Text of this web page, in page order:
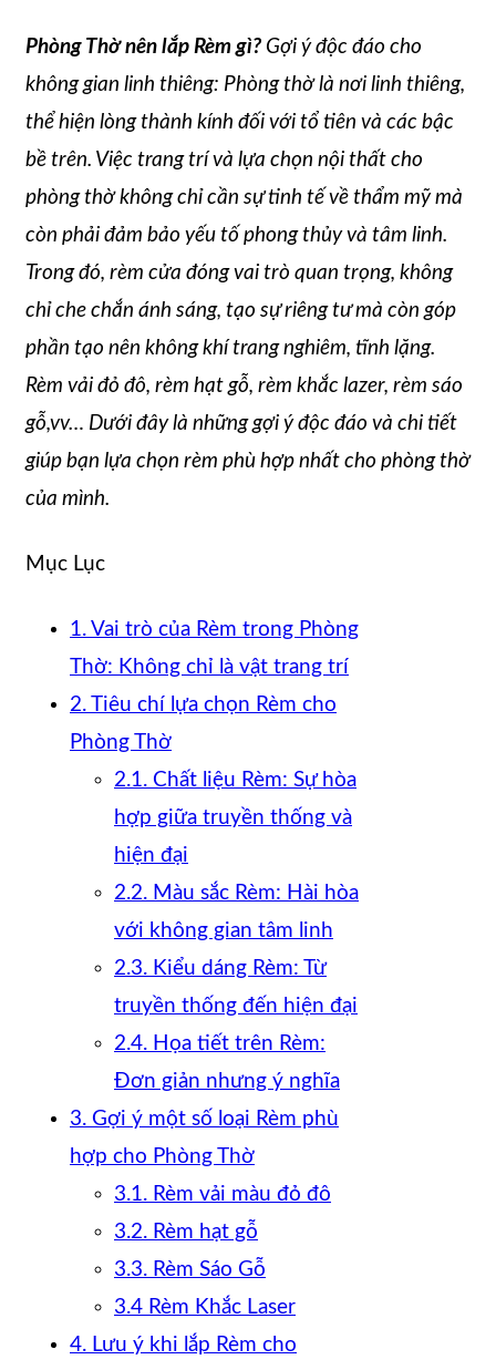
Phòng Thờ nên lắp Rèm gì? Gợi ý độc đáo cho
không gian linh thiêng: Phòng thờ là nơi linh thiêng,
thể hiện lòng thành kính đối với tổ tiên và các bậc
bề trên. Việc trang trí và lựa chọn nội thất cho
phòng thờ không chỉ cần sự tinh tế về thẩm mỹ mà
còn phải đảm bảo yếu tố phong thủy và tâm linh.
Trong đó, rèm cửa đóng vai trò quan trọng, không
chỉ che chắn ánh sáng, tạo sự riêng tư mà còn góp
phần tạo nên không khí trang nghiêm, tĩnh lặng.
Rèm vải đỏ đô, rèm hạt gỗ, rèm khắc lazer, rèm sáo
gỗ,vv… Dưới đây là những gợi ý độc đáo và chi tiết
giúp bạn lựa chọn rèm phù hợp nhất cho phòng thờ
của mình.
Mục Lục
1. Vai trò của Rèm trong Phòng
Thờ: Không chỉ là vật trang trí
2. Tiêu chí lựa chọn Rèm cho
Phòng Thờ
2.1. Chất liệu Rèm: Sự hòa
hợp giữa truyền thống và
hiện đại
2.2. Màu sắc Rèm: Hài hòa
với không gian tâm linh
2.3. Kiểu dáng Rèm: Từ
truyền thống đến hiện đại
2.4. Họa tiết trên Rèm:
Đơn giản nhưng ý nghĩa
3. Gợi ý một số loại Rèm phù
hợp cho Phòng Thờ
3.1. Rèm vải màu đỏ đô
3.2. Rèm hạt gỗ
3.3. Rèm Sáo Gỗ
3.4 Rèm Khắc Laser
4. Lưu ý khi lắp Rèm cho